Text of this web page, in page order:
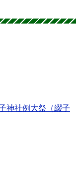
神社例大祭（綴子